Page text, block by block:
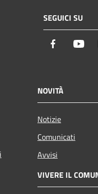
SEGUICI SU
Facebook
NOVITÀ
Notizie
Comunicati
Avvisi
VIVERE IL